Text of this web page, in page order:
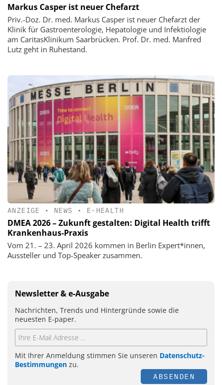
Markus Casper ist neuer Chefarzt
Priv.-Doz. Dr. med. Markus Casper ist neuer Chefarzt der
Klinik für Gastroenterologie, Hepatologie und Infektiologie
am CaritasKlinikum Saarbrücken. Prof. Dr. med. Manfred
Lutz geht in Ruhestand.
ANZEIGE • NEWS • E-HEALTH
DMEA 2026 – Zukunft gestalten: Digital Health trifft
Krankenhaus-Praxis
Vom 21. – 23. April 2026 kommen in Berlin Expert*innen,
Aussteller und Top-Speaker zusammen.
Newsletter & e-Ausgabe
Nachrichten, Trends und Hintergründe sowie die
neuesten E-paper.
Mit Ihrer Anmeldung stimmen Sie unseren Datenschutz-
Bestimmungen zu.
ABSENDEN